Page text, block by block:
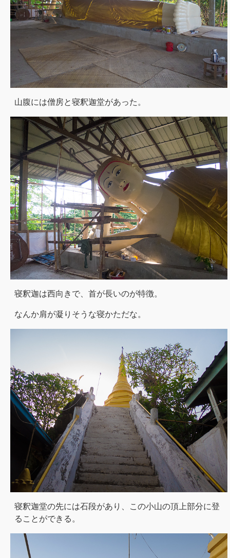
山腹には僧房と寝釈迦堂があった。
寝釈迦は西向きで、首が長いのが特徴。
なんか肩が凝りそうな寝かただな。
寝釈迦堂の先には石段があり、この小山の頂上部分に登
ることができる。